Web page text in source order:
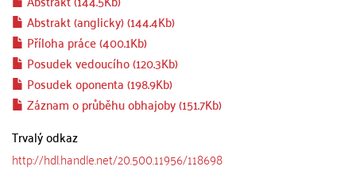
Abstrakt (anglicky) (144.4Kb)
Příloha práce (400.1Kb)
Posudek vedoucího (120.3Kb)
Posudek oponenta (198.9Kb)
Záznam o průběhu obhajoby (151.7Kb)
Trvalý odkaz
http://hdl.handle.net/20.500.11956/118698